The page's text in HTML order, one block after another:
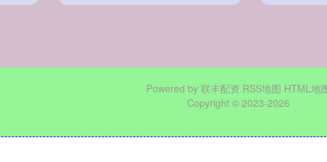
Powered by 联丰配资 RSS地图 HTML地
Copyright © 2023-2026